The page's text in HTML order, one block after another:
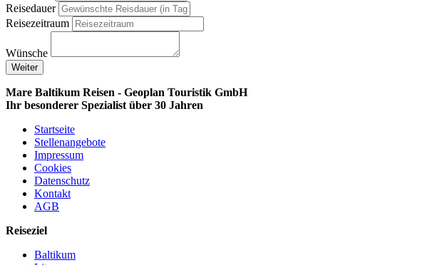
Reisedauer
Reisezeitraum
Wünsche
Weiter
Mare Baltikum Reisen - Geoplan Touristik GmbH
Ihr besonderer Spezialist über 30 Jahren
Startseite
Stellenangebote
Impressum
Cookies
Datenschutz
Kontakt
AGB
Reiseziel
Baltikum